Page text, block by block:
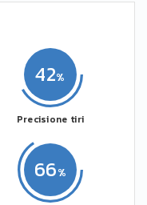
66
42
Precisione tiri